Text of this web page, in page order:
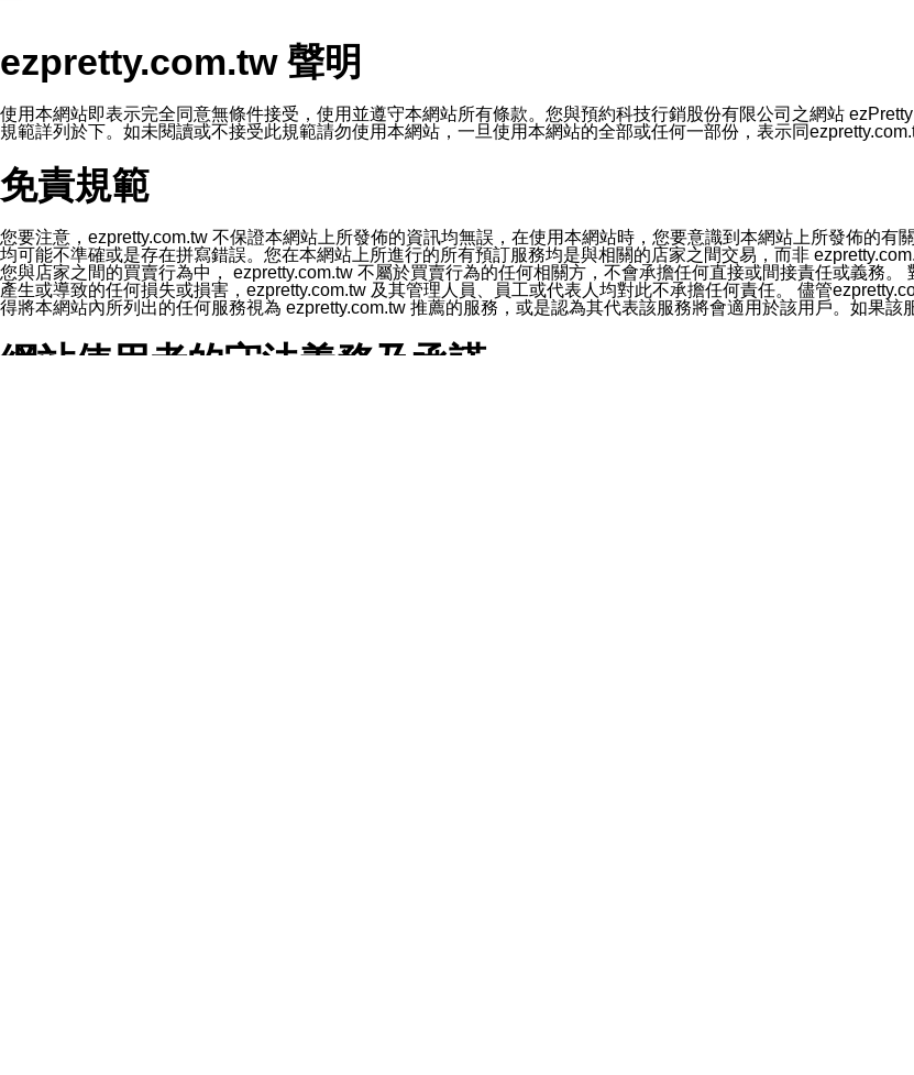
本公司/本服務將以通知型訊息傳送重要訊息給您。即使未加入本公司/本服務好友，您仍可接收到通知型訊息。
本公司/本服務傳送之通知型訊息以對您有效且重要的訊息為限，以廣告或其他目的的訊息皆不會被傳送。滿足以下
2.該 LINE 帳號已在 LINE APP 設定中，同意接收通知型訊息。
3.LINE 帳號未封鎖傳送訊息之 LINE 官方帳號。
欲變更通知型訊息的設定，操作如下：
1.點選「主頁」＞「設定」
2.點選「隱私設定」
3.點選「提供使用資料」
5.開關「接收LINE通知型訊息」
❗️關閉「接收通知型訊息」後，將不會接收到來自任何企業官方帳號或認證官方帳號的通知型訊息。
ezpretty.com.tw 聲明
使用本網站即表示完全同意無條件接受，使用並遵守本網站所有條款。您與預約科技行銷股份有限公司之網站
規範詳列於下。如未閱讀或不接受此規範請勿使用本網站，一旦使用本網站的全部或任何一部份，表示同
免責規範
您要注意，ezpretty.com.tw 不保證本網站上所發佈的資訊均無誤，在使用本網站時，您要意識到本網站上所發佈的有
均可能不準確或是存在拼寫錯誤。您在本網站上所進行的所有預訂服務均是與相關的店家之間交易，而非
您與店家之間的買賣行為中， ezpretty.com.tw 不屬於買賣行為的任何相關方，不會承擔任何直接或間接責任或義務
產生或導致的任何損失或損害，ezpretty.com.tw 及其管理人員、員工或代表人均對此不承擔任何責任。 儘管
得將本網站內所列出的任何服務視為 ezpretty.com.tw 推薦的服務，或是認為其代表該服務將會適用於該用戶。如果該
網站使用者的守法義務及承諾